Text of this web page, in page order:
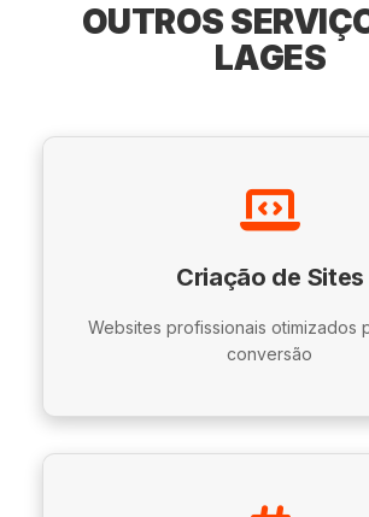
OUTROS
LAGES
Criação de Sites
Websites profissionais otimizados
conversão